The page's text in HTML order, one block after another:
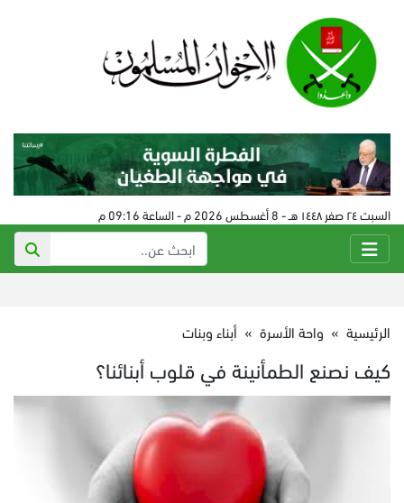
السبت ٢٤ صفر ١٤٤٨ هـ - 8 أغسطس 2026 م - الساعة 09:16 م
الرئيسية » واحة الأسرة » أبناء وبنات
كيف نصنع الطمأنينة في قلوب أبنائنا؟